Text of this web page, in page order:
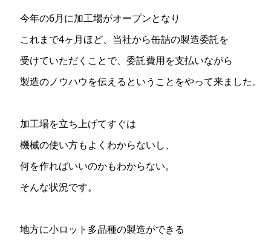
今年の6月に加工場がオープンとなり
これまで4ヶ月ほど、当社から缶詰の製造委託を
受けていただくことで、委託費用を支払いながら
製造のノウハウを伝えるということをやって来ました。
加工場を立ち上げてすぐは
機械の使い方もよくわからないし、
何を作ればいいのかもわからない。
そんな状況です。
地方に小ロット多品種の製造ができる